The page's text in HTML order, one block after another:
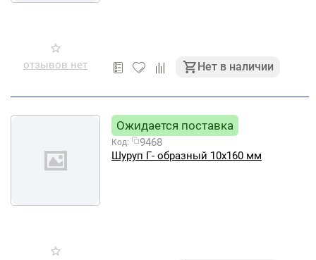
отзывов нет Нет в наличии
Ожидается поставка
Код:
9468
Шуруп Г- образный 10х160 мм